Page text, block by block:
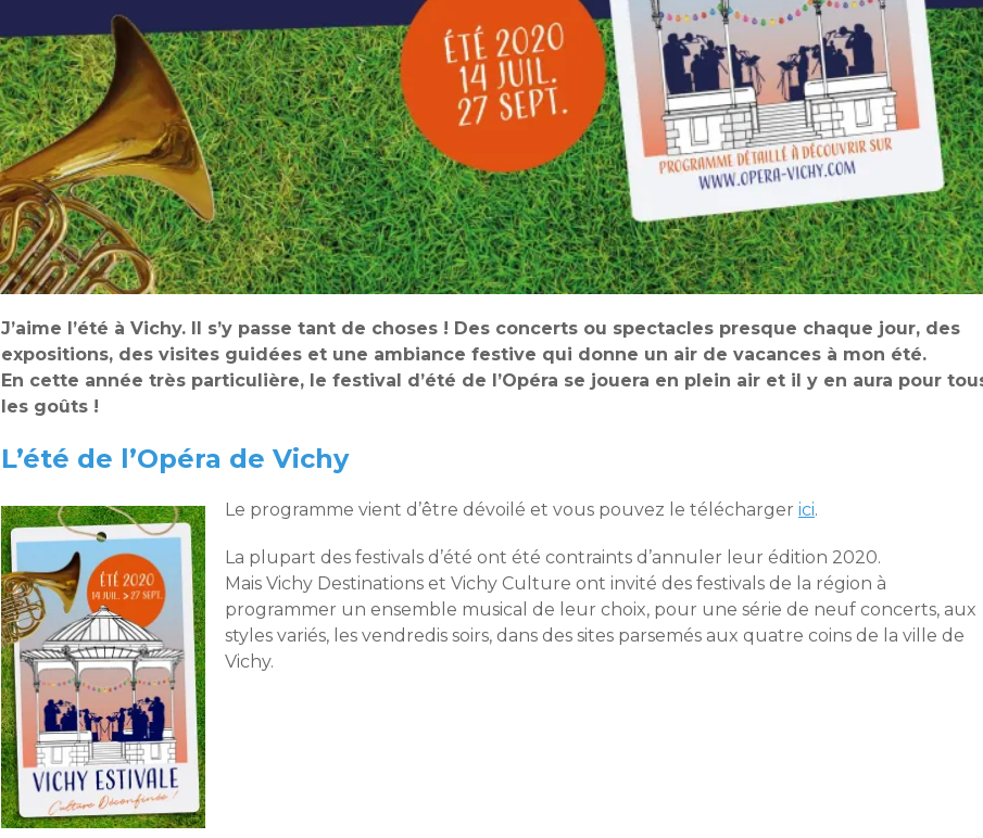
J’aime l’été à Vichy. Il s’y passe tant de choses ! Des concerts ou spectacles presque chaque jour, des
expositions, des visites guidées et une ambiance festive qui donne un air de vacances à mon été.
En cette année très particulière, le festival d’été de l’Opéra se jouera en plein air et il y en aura pour
les goûts !
L’été de l’Opéra de Vichy
Le programme vient d’être dévoilé et vous pouvez le télécharger ici.
La plupart des festivals d’été ont été contraints d’annuler leur édition 2020.
Mais Vichy Destinations et Vichy Culture ont invité des festivals de la région à
programmer un ensemble musical de leur choix, pour une série de neuf concerts, aux
styles variés, les vendredis soirs, dans des sites parsemés aux quatre coins de la ville de
Vichy.